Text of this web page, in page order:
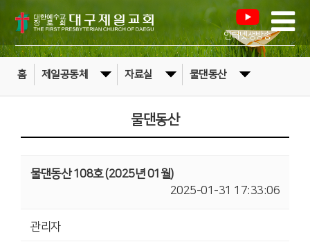
인터넷생방송
홈 제일공동체 자료실 물댄동산
물댄동산
물댄동산 108호 (2025년 01월)
2025-01-31 17:33:06
관리자